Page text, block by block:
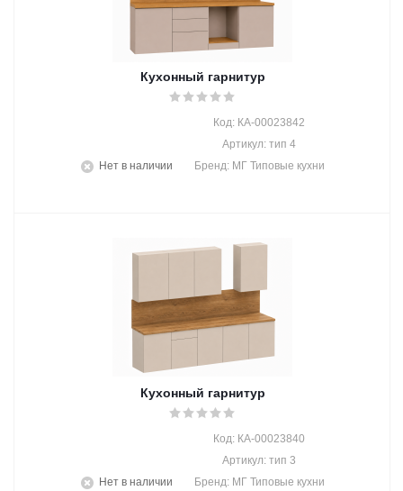
Кухонный гарнитур
Нет в наличии
Код: КА-00023842
Артикул: тип 4
Бренд: МГ Типовые кухни
Кухонный гарнитур
Нет в наличии
Код: КА-00023840
Артикул: тип 3
Бренд: МГ Типовые кухни